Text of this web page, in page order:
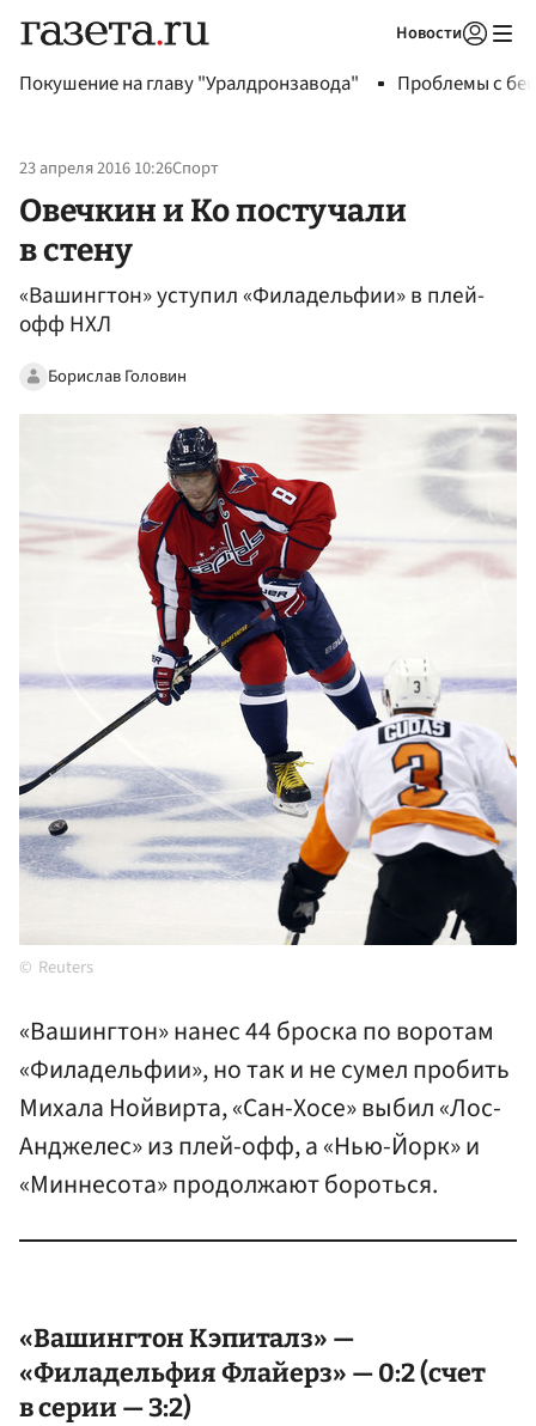
Новости
Покушение на главу "Уралдронзавода" Проблемы с
23 апреля 2016 10:26Спорт
Овечкин и Ко постучали
в стену
«Вашингтон» уступил «Филадельфии» в плей-
офф НХЛ
Борислав Головин
Reuters
«Вашингтон» нанес 44 броска по воротам
«Филадельфии», но так и не сумел пробить
Михала Нойвирта, «Сан-Хосе» выбил «Лос-
Анджелес» из плей-офф, а «Нью-Йорк» и
«Миннесота» продолжают бороться.
«Вашингтон Кэпиталз» —
«Филадельфия Флайерз» — 0:2 (счет
в серии — 3:2)